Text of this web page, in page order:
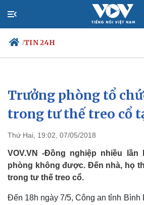
/TIN 24H
Chính trị
Tổ chức nhân sự
Nhận diện sự thật
Xã hội
Tin 24h
Dự
Việc
Biển
Trưởng phòng tổ
trong tư thế treo cổ
Thứ Hai, 19:02, 07/05/2018
VOV.VN -Đồng nghiệp nhiều
phòng không được. Đến nhà, họ
trong tư thế treo cổ.
Đến 18h ngày 7/5, Công an tỉnh